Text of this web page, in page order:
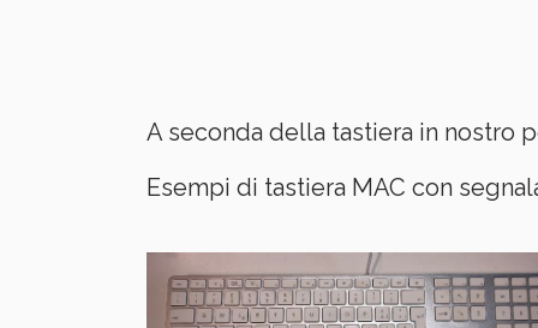
A seconda della tastiera in nostro
Esempi di tastiera MAC con